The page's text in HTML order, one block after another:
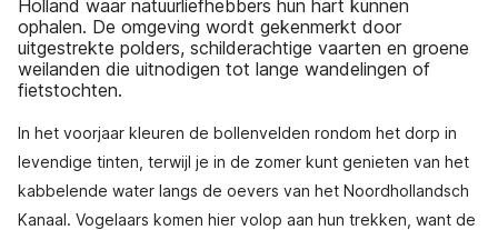
Holland waar natuurliefhebbers hun hart kunnen
ophalen. De omgeving wordt gekenmerkt door
uitgestrekte polders, schilderachtige vaarten en groene
weilanden die uitnodigen tot lange wandelingen of
fietstochten.
In het voorjaar kleuren de bollenvelden rondom het dorp in
levendige tinten, terwijl je in de zomer kunt genieten van het
kabbelende water langs de oevers van het Noordhollandsch
Kanaal. Vogelaars komen hier volop aan hun trekken, want de